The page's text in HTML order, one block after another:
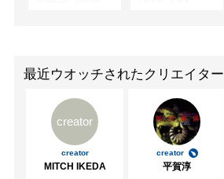
最近ウオッチされたクリエイター
creator
creator
MITCH IKEDA
creator
平賀淳